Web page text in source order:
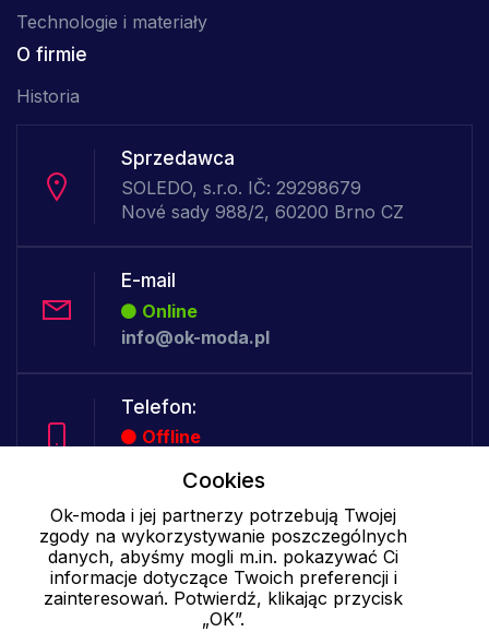
Technologie i materiały
O firmie
Historia
Sprzedawca
SOLEDO, s.r.o. IČ: 29298679
Nové sady 988/2, 60200 Brno CZ
E-mail
Online
info@ok-moda.pl
Telefon:
Offline
Cookies - szczegółowe ustawienia| Więcej informacji |Polityka
prywatności
Cookies
Ok-moda i jej partnerzy potrzebują Twojej
zgody na wykorzystywanie poszczególnych
danych, abyśmy mogli m.in. pokazywać Ci
informacje dotyczące Twoich preferencji i
zainteresowań. Potwierdź, klikając przycisk
„OK”.